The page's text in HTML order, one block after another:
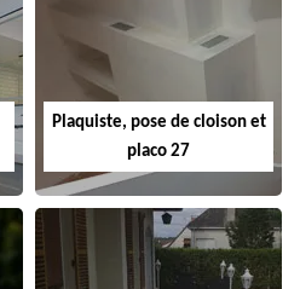
Plaquiste, pose de cloison et
placo 27